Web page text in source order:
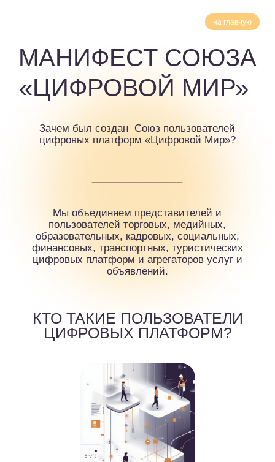
на главную
МАНИФЕСТ СОЮЗА
«ЦИФРОВОЙ МИР»
Зачем был создан Союз пользователей
пользователей торговых, медийных,
цифровых платформ и агрегаторов услуг и
объявлений.
КТО ТАКИЕ ПОЛЬЗОВАТЕЛИ
ЦИФРОВЫХ ПЛАТФОРМ?
Это - поставщики товаров и услуг,
потребители, а также временные
и постоянные сотрудники и партнёры
цифровых платформ, то есть все те, кто
использует цифровые платформы в
различных сферах.